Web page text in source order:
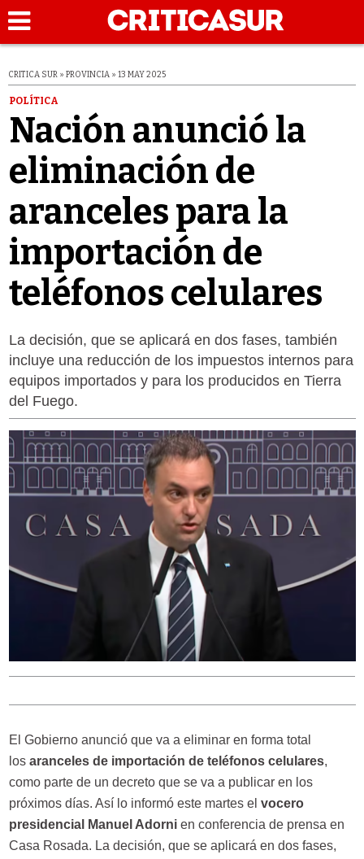
CRITICA SUR » PROVINCIA » 13 MAY 2025
POLÍTICA
Nación anunció la
eliminación de
aranceles para la
importación de
teléfonos celulares
La decisión, que se aplicará en dos fases, también
incluye una reducción de los impuestos internos para
equipos importados y para los producidos en Tierra
del Fuego.
El Gobierno anunció que va a eliminar en forma total
los aranceles de importación de teléfonos celulares,
como parte de un decreto que se va a publicar en los
próximos días. Así lo informó este martes el vocero
presidencial Manuel Adornien conferencia de prensa en
Casa Rosada. La decisión, que se aplicará en dos fases,